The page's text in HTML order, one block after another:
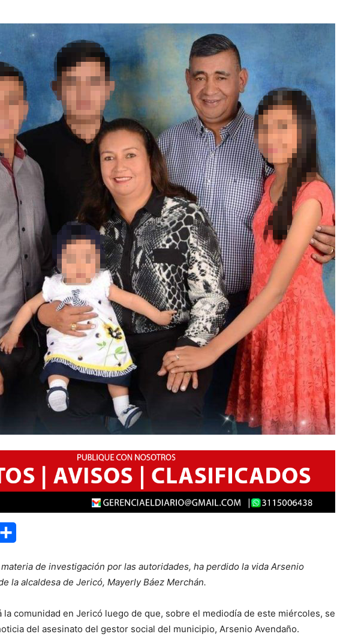
de investigación por las autoridades, ha perdido la vida Arsenio
la alcaldesa de Jericó, Mayerly Báez Merchán.
la comunidad en Jericó luego de que, sobre el mediodía de este miércoles, se
del asesinato del gestor social del municipio, Arsenio Avendaño.